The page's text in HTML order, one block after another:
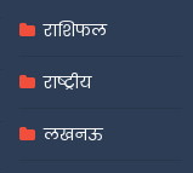
राशिफल
राष्ट्रीय
लखनऊ